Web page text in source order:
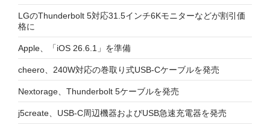
LGのThunderbolt 5対応31.5インチ6Kモニターなどが割引価
格に
Apple、「iOS 26.6.1」を準備
cheero、240W対応の巻取り式USB-Cケーブルを発売
Nextorage、Thunderbolt 5ケーブルを発売
j5create、USB-C周辺機器およびUSB急速充電器を発売